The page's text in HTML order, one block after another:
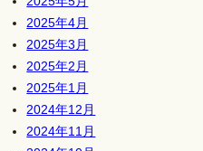
2025年4月
2025年3月
2025年2月
2025年1月
2024年12月
2024年11月